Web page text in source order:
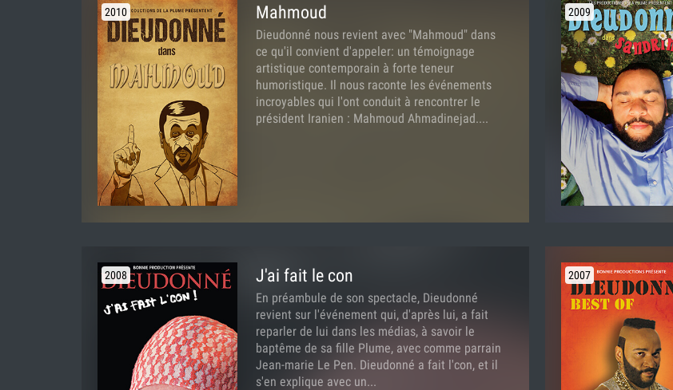
2010 Mahmoud
Dieudonné nous revient avec "Mahmoud" dans
ce qu'il convient d'appeler: un témoignage
artistique contemporain à forte teneur
humoristique. Il nous raconte les événements
incroyables qui l'ont conduit à rencontrer le
président Iranien : Mahmoud Ahmadinejad....
2009
2008 J'ai fait le con
En préambule de son spectacle, Dieudonné
revient sur l'événement qui, d'après lui, a fait
reparler de lui dans les médias, à savoir le
baptême de sa fille Plume, avec comme parrain
Jean-marie Le Pen. Dieudonné a fait l'con, et il
s'en explique avec un...
2007